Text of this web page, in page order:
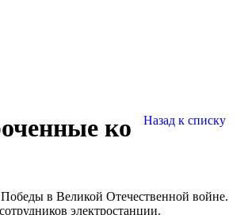
Назад к списку
ко
в Великой Отечественной войне.
электростанции.